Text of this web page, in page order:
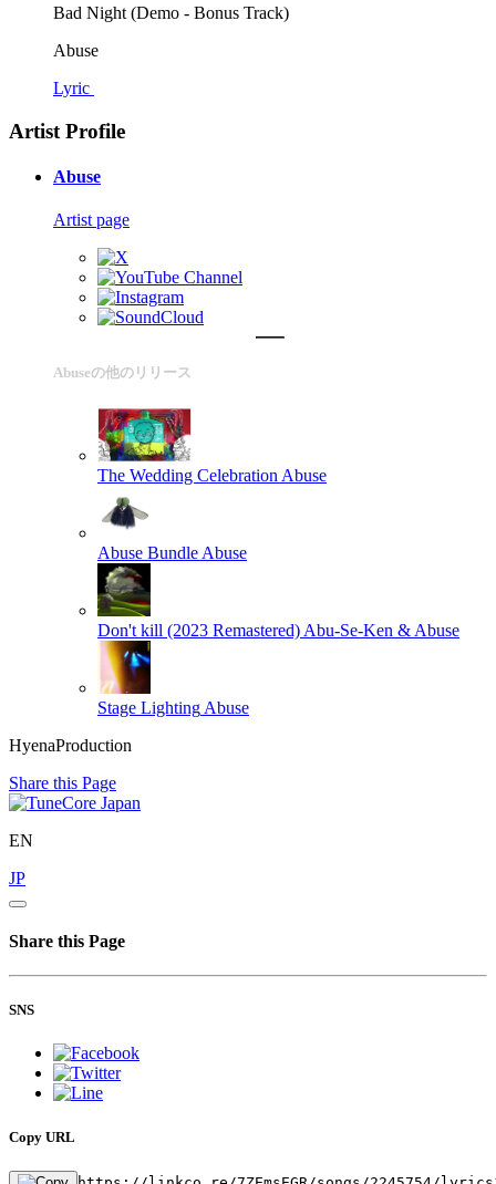
Bad Night (Demo - Bonus Track)
Abuse
Lyric
Artist Profile
Abuse
Artist page
Abuseの他のリリース
The Wedding Celebration Abuse
Abuse Bundle Abuse
Don't kill (2023 Remastered) Abu-Se-Ken & Abuse
Stage Lighting Abuse
HyenaProduction
Share this Page
EN
JP
Share this Page
SNS
Copy URL